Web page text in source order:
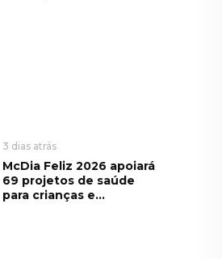
3 dias atrás
McDia Feliz 2026 apoiará
69 projetos de saúde
para crianças e...